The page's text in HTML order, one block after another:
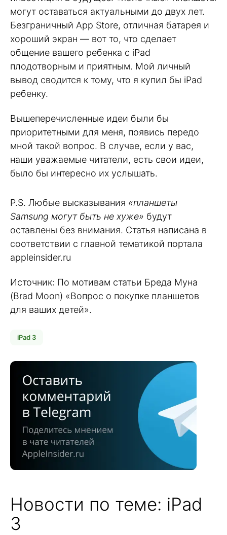
могут оставаться актуальными до двух лет.
Безграничный App Store, отличная батарея и
хороший экран — вот то, что сделает
общение вашего ребенка с iPad
плодотворным и приятным. Мой личный
вывод сводится к тому, что я купил бы iPad
ребенку.
Вышеперечисленные идеи были бы
приоритетными для меня, появись передо
мной такой вопрос. В случае, если у вас,
наши уважаемые читатели, есть свои идеи,
было бы интересно их услышать.
P.S. Любые высказывания «планшеты
Samsung могут быть не хуже» будут
оставлены без внимания. Статья написана в
соответствии с главной тематикой портала
appleinsider.ru
Источник: По мотивам статьи Бреда Муна
(Brad Moon) «Вопрос о покупке планшетов
для ваших детей».
iPad 3
Новости по теме: iPad
3